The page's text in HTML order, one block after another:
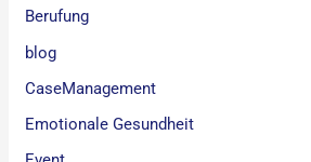
Berufung
blog
CaseManagement
Emotionale Gesundheit